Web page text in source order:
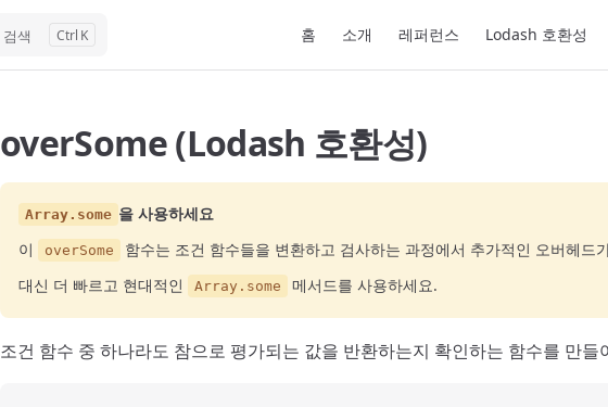
검색 K 홈 소개 레퍼런스 Lodash 호환성
overSome (Lodash 호환성)
Array.some 을 사용하세요
이
overSome
함수는 조건 함수들을 변환하고 검사하는 과정에서 추가적인 오버헤드
대신 더 빠르고 현대적인
Array.some 메서드를 사용하세요.
조건 함수 중 하나라도 참으로 평가되는 값을 반환하는지 확인하는 함수를 만들